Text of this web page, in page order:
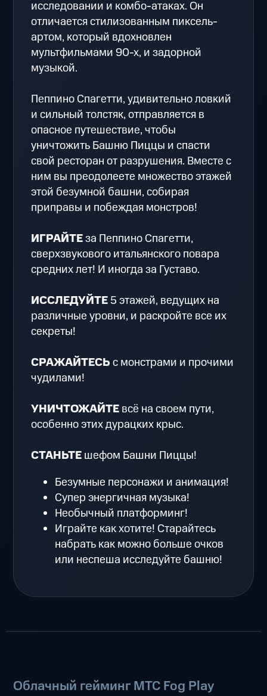
исследовании и комбо-атаках. Он
отличается стилизованным пиксель-
артом, который вдохновлен
мультфильмами 90-х, и задорной
музыкой.
Пеппино Спагетти, удивительно ловкий
и сильный толстяк, отправляется в
опасное путешествие, чтобы
уничтожить Башню Пиццы и спасти
свой ресторан от разрушения. Вместе с
ним вы преодолеете множество этажей
этой безумной башни, собирая
приправы и побеждая монстров!
ИГРАЙТЕза Пеппино Спагетти,
сверхзвукового итальянского повара
средних лет! И иногда за Густаво.
ИССЛЕДУЙТЕ5 этажей, ведущих на
различные уровни, и раскройте все их
секреты!
СРАЖАЙТЕСЬс монстрами и прочими
чудилами!
УНИЧТОЖАЙТЕвсё на своем пути,
особенно этих дурацких крыс.
СТАНЬТЕшефом Башни Пиццы!
Безумные персонажи и анимация!
Супер энергичная музыка!
Необычный платформинг!
Играйте как хотите! Старайтесь
набрать как можно больше очков
или неспеша исследуйте башню!
Облачный гейминг МТС Fog Play